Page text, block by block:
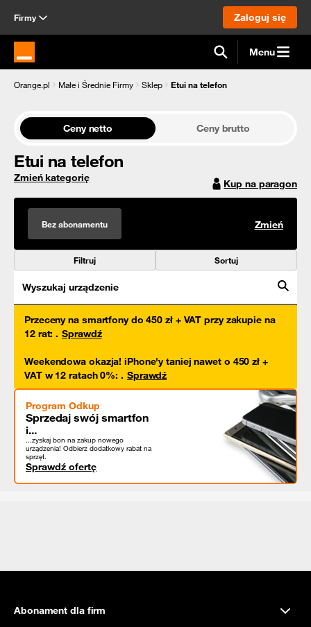
Firmy Zaloguj się
Strona główna Orange.pl Menu
Orange.pl Małe i Średnie Firmy Sklep Etui na telefon
Ceny netto Ceny brutto
Etui na telefon
Zmień kategorię Kup na paragon
Bez abonamentu Zmień
Filtruj Sortuj
Wyszukaj urządzenie
Przeceny na smartfony do 450 zł + VAT przy zakupie na
12 rat: . Sprawdź
Weekendowa okazja! iPhone'y taniej nawet o 450 zł +
VAT w 12 ratach 0%: . Sprawdź
Program Odkup
Sprzedaj swój smartfon
i...
...zyskaj bon na zakup nowego
urządzenia! Odbierz dodatkowy rabat na
sprzęt.
Sprawdź ofertę
Abonament dla firm